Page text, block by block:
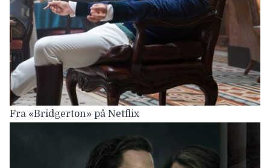
Fra «Bridgerton» på Netflix